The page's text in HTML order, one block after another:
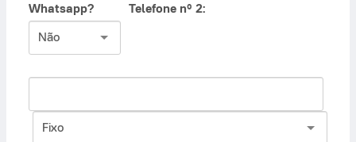
Whatsapp?
Não
Telefone nº 2:
Fixo